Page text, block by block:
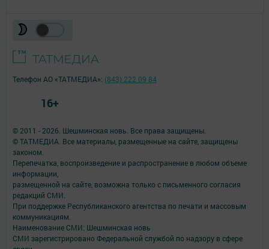
© 2011 - 2026. Шешминская новь. Все права защищены.
© ТАТМЕДИА. Все материалы, размещенные на сайте, защищены
законом.
Перепечатка, воспроизведение и распространение в любом объеме
информации,
размещенной на сайте, возможна только с письменного согласия
редакций СМИ.
При поддержке Республиканского агентства по печати и массовым
коммуникациям.
Наименование СМИ: Шешминская новь
СМИ зарегистрировано Федеральной службой по надзору в сфере
Телефон АО «ТАТМЕДИА»: (843) 222 09 84
16+